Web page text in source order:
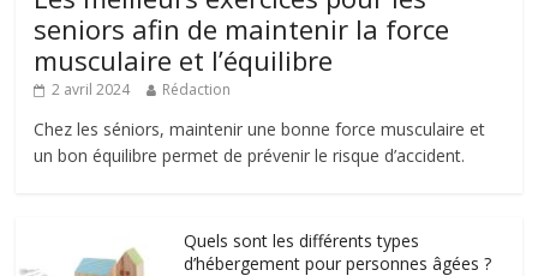
seniors afin de maintenir la force
musculaire et l’équilibre
2 avril 2024 Rédaction
Chez les séniors, maintenir une bonne force musculaire et
un bon équilibre permet de prévenir le risque d’accident.
Quels sont les différents types
d’hébergement pour personnes âgées ?